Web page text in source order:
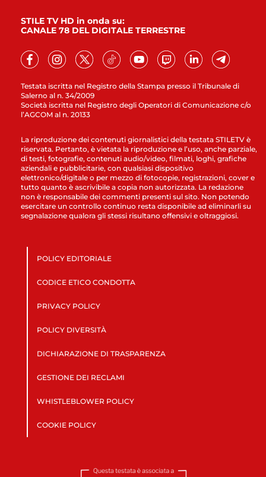
Testata iscritta nel Registro della Stampa presso il Tribunale di
Salerno al n. 34/2009
Società iscritta nel Registro degli Operatori di Comunicazione c/o
l’AGCOM al n. 20133
STILE TV HD in onda su:
CANALE 78 DEL DIGITALE TERRESTRE
La riproduzione dei contenuti giornalistici della testata STILETV è
riservata. Pertanto, è vietata la riproduzione e l’uso, anche parziale,
di testi, fotografie, contenuti audio/video, filmati, loghi, grafiche
aziendali e pubblicitarie, con qualsiasi dispositivo
elettronico/digitale o per mezzo di fotocopie, registrazioni, cover e
tutto quanto è ascrivibile a copia non autorizzata. La redazione
non è responsabile dei commenti presenti sul sito. Non potendo
esercitare un controllo continuo resta disponibile ad eliminarli su
segnalazione qualora gli stessi risultano offensivi e oltraggiosi.
POLICY EDITORIALE
CODICE ETICO CONDOTTA
PRIVACY POLICY
POLICY DIVERSITÀ
DICHIARAZIONE DI TRASPARENZA
GESTIONE DEI RECLAMI
WHISTLEBLOWER POLICY
COOKIE POLICY